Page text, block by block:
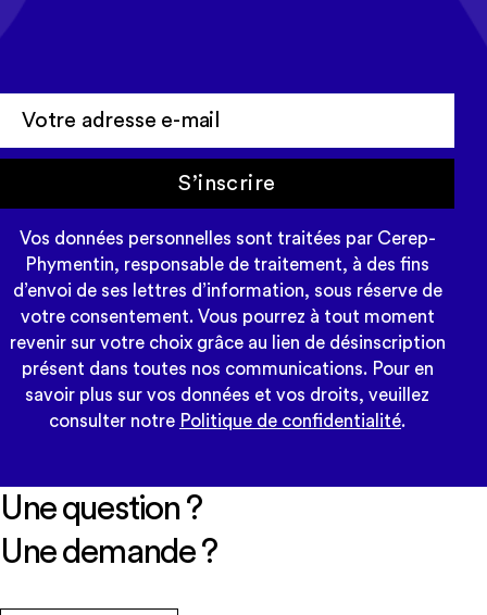
S’inscrire
Vos données personnelles sont traitées par Cerep-
Phymentin, responsable de traitement, à des fins
d’envoi de ses lettres d’information, sous réserve de
votre consentement. Vous pourrez à tout moment
revenir sur votre choix grâce au lien de désinscription
présent dans toutes nos communications. Pour en
savoir plus sur vos données et vos droits, veuillez
consulter notre Politique de confidentialité.
Une question ?
Une demande ?